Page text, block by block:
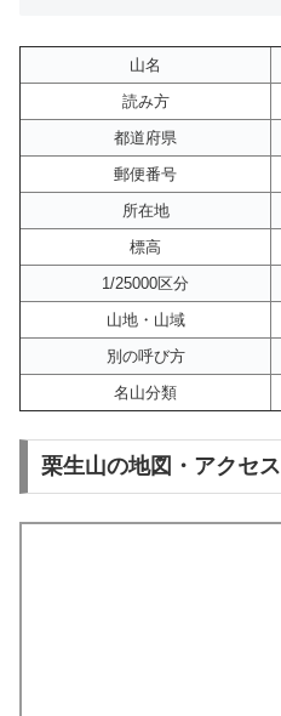
山名
読み方
都道府県
郵便番号
所在地
標高
1/25000区分
山地・山域
別の呼び方
名山分類
栗生山の地図・アクセス